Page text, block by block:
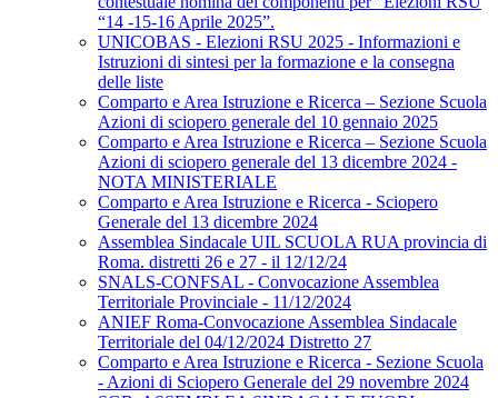
“14 -15-16 Aprile 2025”.
UNICOBAS - Elezioni RSU 2025 - Informazioni e
Istruzioni di sintesi per la formazione e la consegna
delle liste
Comparto e Area Istruzione e Ricerca – Sezione Scuola
Azioni di sciopero generale del 10 gennaio 2025
Comparto e Area Istruzione e Ricerca – Sezione Scuola
Azioni di sciopero generale del 13 dicembre 2024 -
NOTA MINISTERIALE
Comparto e Area Istruzione e Ricerca - Sciopero
Generale del 13 dicembre 2024
Assemblea Sindacale UIL SCUOLA RUA provincia di
Roma. distretti 26 e 27 - il 12/12/24
SNALS-CONFSAL - Convocazione Assemblea
Territoriale Provinciale - 11/12/2024
ANIEF Roma-Convocazione Assemblea Sindacale
Territoriale del 04/12/2024 Distretto 27
Comparto e Area Istruzione e Ricerca - Sezione Scuola
- Azioni di Sciopero Generale del 29 novembre 2024